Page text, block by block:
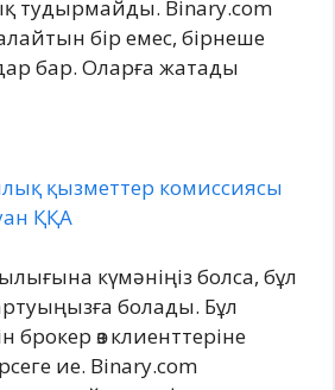
тудырмайды. Binary.com
бір емес, бірнеше
бар. Оларға жатады
қызметтер комиссиясы
ҚҚА
күмәніңіз болса, бұл
болады. Бұл
брокер өз клиенттеріне
ие. Binary.com